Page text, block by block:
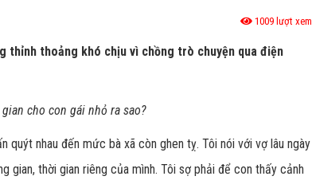
1009 lượt xem
thỉnh thoảng khó chịu vì chồng trò chuyện qua điện
cho con gái nhỏ ra sao?
quýt nhau đến mức bà xã còn ghen tỵ. Tôi nói với vợ lâu ngày
gian, thời gian riêng của mình. Tôi sợ phải để con thấy cảnh